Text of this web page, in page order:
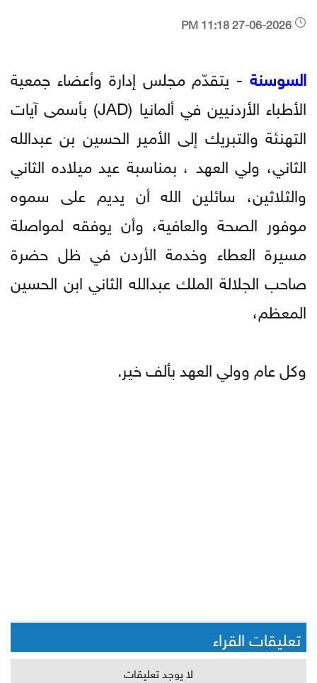
السوسنة - يتقدّم مجلس إدارة وأعضاء جمعية
الأطباء الأردنيين في ألمانيا (JAD) بأسمى آيات
التهنئة والتبريك إلى الأمير الحسين بن عبدالله
الثاني، ولي العهد ، بمناسبة عيد ميلاده الثاني
والثلاثين، سائلين الله أن يديم على سموه
موفور الصحة والعافية، وأن يوفقه لمواصلة
مسيرة العطاء وخدمة الأردن في ظل حضرة
صاحب الجلالة الملك عبدالله الثاني ابن الحسين
المعظم،
وكل عام وولي العهد بألف خير.
تعليقات القراء
لا يوجد تعليقات